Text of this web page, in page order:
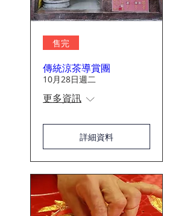
售完
傳統涼茶導賞團
10月28日週二
更多資訊
詳細資料